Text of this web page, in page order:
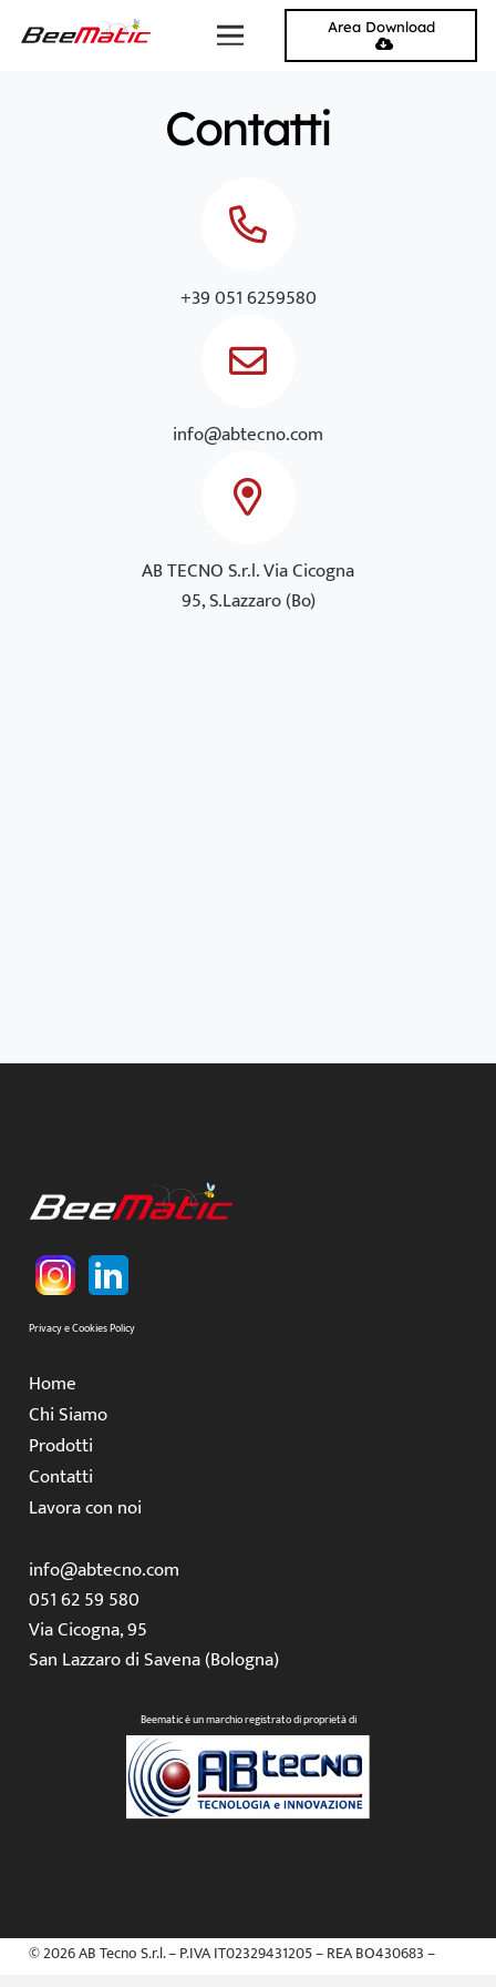
Area Download
Contatti
+39 051 6259580
info@abtecno.com
AB TECNO S.r.l. Via Cicogna
95, S.Lazzaro (Bo)
Privacy e Cookies Policy
Home
Chi Siamo
Prodotti
Contatti
Lavora con noi
info@abtecno.com
051 62 59 580
Via Cicogna, 95
San Lazzaro di Savena (Bologna)
Beematic è un marchio registrato di proprietà di
© 2026 AB Tecno S.r.l. – P.IVA IT02329431205 – REA BO430683 –